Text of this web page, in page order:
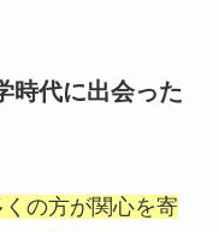
時代に出会った
の方が関心を寄